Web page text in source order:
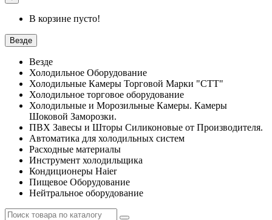
В корзине пусто!
Везде
Везде
Холодильное Оборудование
Холодильные Камеры Торговой Марки "СТТ"
Холодильное торговое оборудование
Холодильные и Морозильные Камеры. Камеры
Шоковой Заморозки.
ПВХ Завесы и Шторы Силиконовые от Производителя.
Автоматика для холодильных систем
Расходные материалы
Инструмент холодильщика
Кондиционеры Haier
Пищевое Оборудование
Нейтральное оборудование